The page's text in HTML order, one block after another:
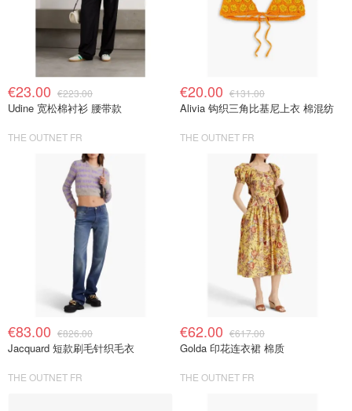
€23.00 €223.00
Udine 宽松棉衬衫 腰带款
THE OUTNET FR
€20.00 €131.00
Alivia 钩织三角比基尼上衣 棉混纺
THE OUTNET FR
€83.00 €826.00
Jacquard 短款刷毛针织毛衣
THE OUTNET FR
€62.00 €617.00
Golda 印花连衣裙 棉质
THE OUTNET FR